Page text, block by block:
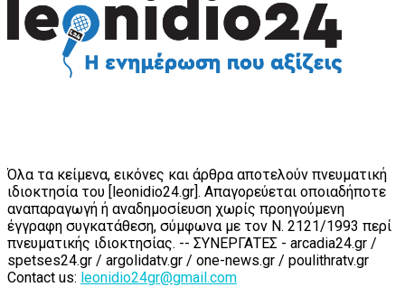
Όλα τα κείμενα, εικόνες και άρθρα αποτελούν πνευματική
ιδιοκτησία του [leonidio24.gr]. Απαγορεύεται οποιαδήποτε
αναπαραγωγή ή αναδημοσίευση χωρίς προηγούμενη
έγγραφη συγκατάθεση, σύμφωνα με τον Ν. 2121/1993 περί
πνευματικής ιδιοκτησίας. -- ΣΥΝΕΡΓΑΤΕΣ - arcadia24.gr /
spetses24.gr / argolidatv.gr / one-news.gr / poulithratv.gr
Contact us: leonidio24gr@gmail.com